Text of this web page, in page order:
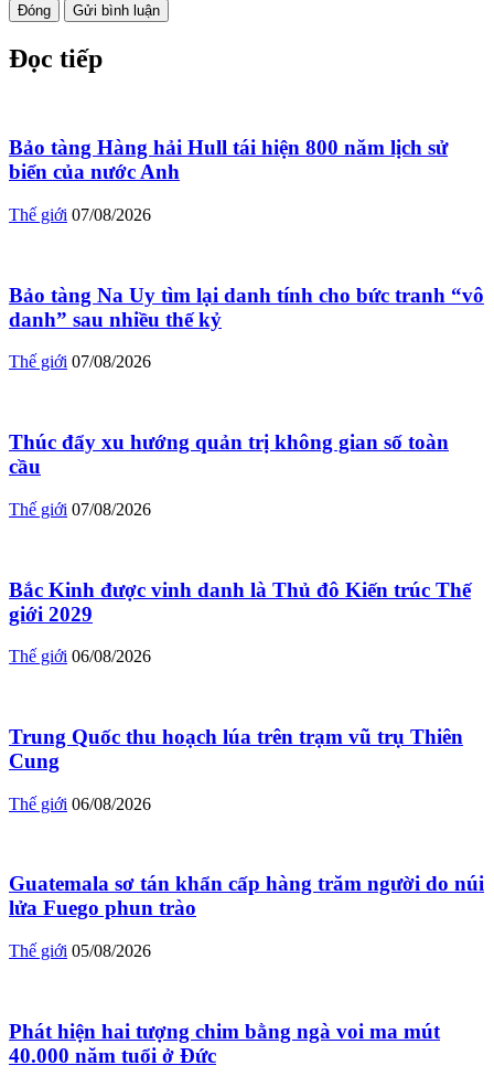
Đóng Gửi bình luận
Đọc tiếp
Bảo tàng Hàng hải Hull tái hiện 800 năm lịch sử
biển của nước Anh
Thế giới 07/08/2026
Bảo tàng Na Uy tìm lại danh tính cho bức tranh “vô
danh” sau nhiều thế kỷ
Thế giới 07/08/2026
Thúc đẩy xu hướng quản trị không gian số toàn
cầu
Thế giới 07/08/2026
Bắc Kinh được vinh danh là Thủ đô Kiến trúc Thế
giới 2029
Thế giới 06/08/2026
Trung Quốc thu hoạch lúa trên trạm vũ trụ Thiên
Cung
Thế giới 06/08/2026
Guatemala sơ tán khẩn cấp hàng trăm người do núi
lửa Fuego phun trào
Thế giới 05/08/2026
Phát hiện hai tượng chim bằng ngà voi ma mút
40.000 năm tuổi ở Đức